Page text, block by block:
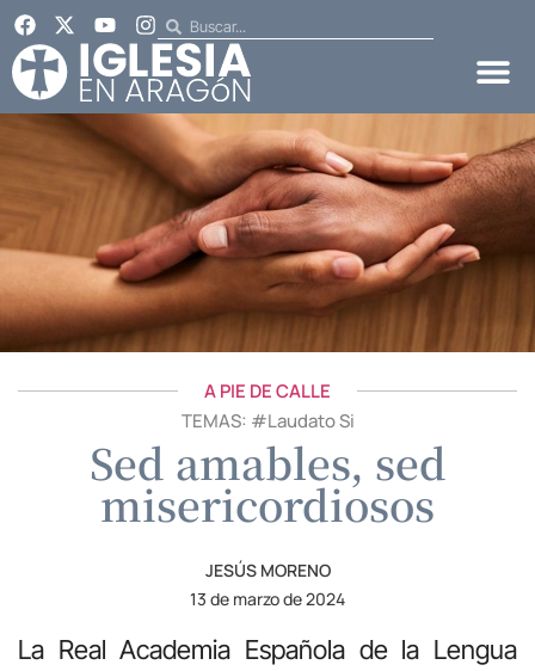
A PIE DE CALLE
TEMAS: #Laudato Si
Sed amables, sed
misericordiosos
JESÚS MORENO
13 de marzo de 2024
La Real Academia Española de la Lengua